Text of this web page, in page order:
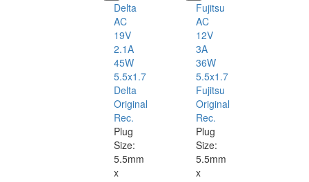
Delta
AC
19V
2.1A
45W
5.5x1.7
Delta
Original
Rec.
Plug
Size:
5.5mm
x
Fujitsu
AC
12V
3A
36W
5.5x1.7
Fujitsu
Original
Rec.
Plug
Size:
5.5mm
x